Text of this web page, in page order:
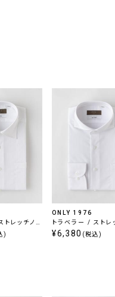
レッチノン
イド
)
ONLY 1976
トラベラー / ストレ
アイロン カッタウェ
¥6,380 (税込)